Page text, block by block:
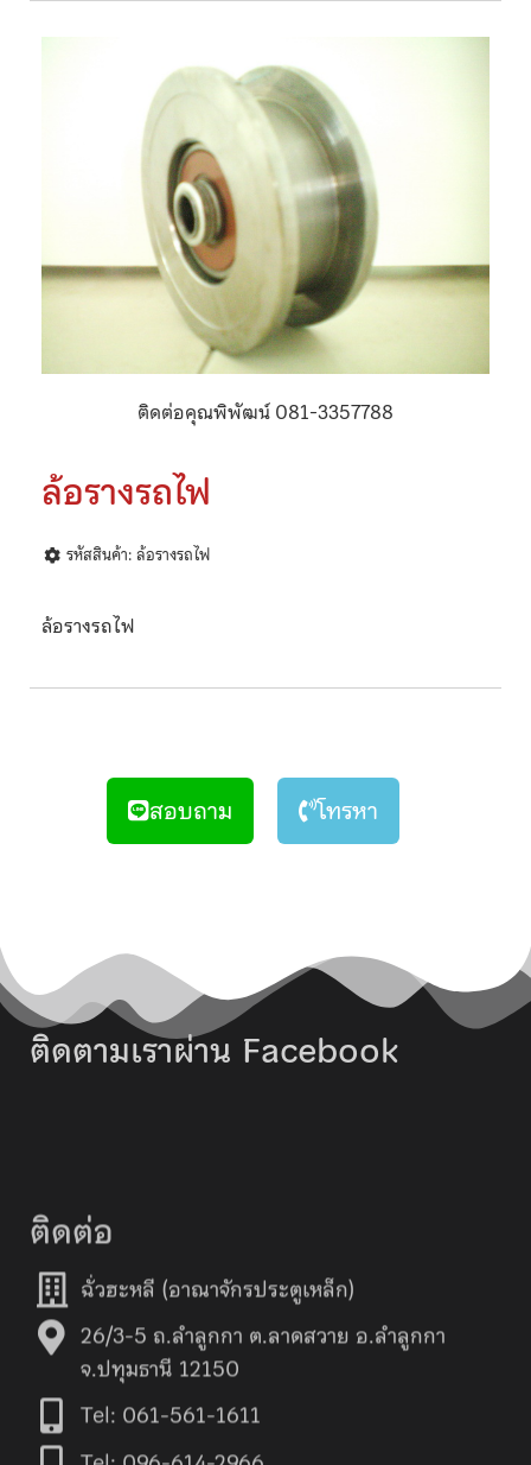
ติดต่อคุณพิพัฒน์ 081-3357788
ล้อรางรถไฟ
รหัสสินค้า: ล้อรางรถไฟ
ล้อรางรถไฟ
สอบถาม โทรหา
ติดตามเราผ่าน Facebook
ติดต่อ
ฉั่วฮะหลี (อาณาจักรประตูเหล็ก)
26/3-5 ถ.ลำลูกกา ต.ลาดสวาย อ.ลำลูกกา
จ.ปทุมธานี 12150
Tel: 061-561-1611